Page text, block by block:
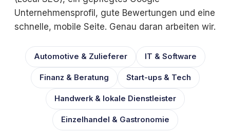
Unternehmensprofil, gute Bewertungen und eine
schnelle, mobile Seite. Genau daran arbeiten wir.
Automotive & Zulieferer IT & Software
Finanz & Beratung Start-ups & Tech
Handwerk & lokale Dienstleister
Einzelhandel & Gastronomie